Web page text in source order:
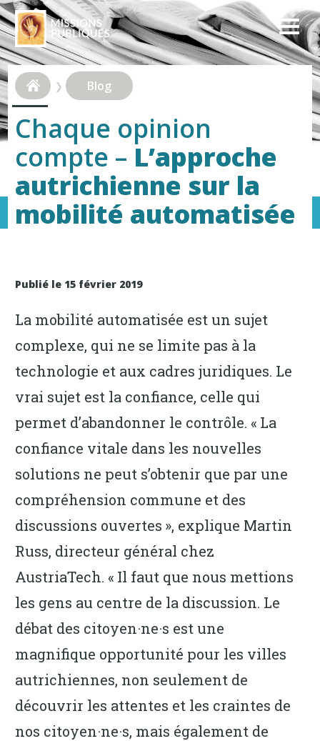
Blog
Chaque opinion
compte – L’approche
autrichienne sur la
mobilité automatisée
Publié le 15 février 2019
La mobilité automatisée est un sujet
complexe, qui ne se limite pas à la
technologie et aux cadres juridiques. Le
vrai sujet est la confiance, celle qui
permet d’abandonner le contrôle. « La
confiance vitale dans les nouvelles
solutions ne peut s’obtenir que par une
compréhension commune et des
discussions ouvertes », explique Martin
Russ, directeur général chez
AustriaTech. « Il faut que nous mettions
les gens au centre de la discussion. Le
débat des citoyen·ne·s est une
magnifique opportunité pour les villes
autrichiennes, non seulement de
découvrir les attentes et les craintes de
nos citoyen·ne·s, mais également de